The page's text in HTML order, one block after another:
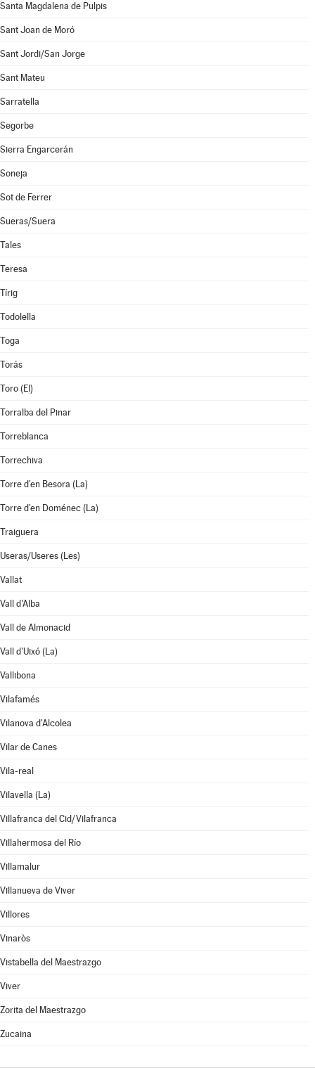
Santa Magdalena de Pulpis
Sant Joan de Moró
Sant Jordi/San Jorge
Sant Mateu
Sarratella
Segorbe
Sierra Engarcerán
Soneja
Sot de Ferrer
Sueras/Suera
Tales
Teresa
Tírig
Todolella
Toga
Torás
Toro (El)
Torralba del Pinar
Torreblanca
Torrechiva
Torre d'en Besora (La)
Torre d'en Doménec (La)
Traiguera
Useras/Useres (Les)
Vallat
Vall d'Alba
Vall de Almonacid
Vall d'Uixó (La)
Vallibona
Vilafamés
Vilanova d'Alcolea
Vilar de Canes
Vila-real
Vilavella (La)
Villafranca del Cid/Vilafranca
Villahermosa del Río
Villamalur
Villanueva de Viver
Villores
Vinaròs
Vistabella del Maestrazgo
Viver
Zorita del Maestrazgo
Zucaina